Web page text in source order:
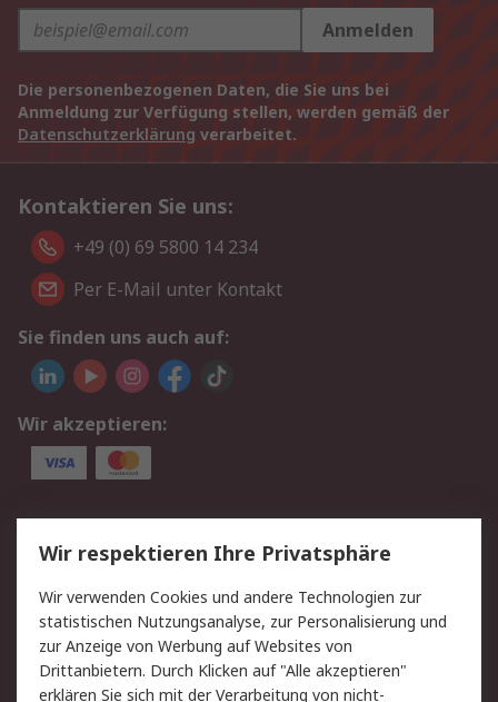
Anmelden
Die personenbezogenen Daten, die Sie uns bei
Anmeldung zur Verfügung stellen, werden gemäß der
Datenschutzerklärung verarbeitet.
Kontaktieren Sie uns:
+49 (0) 69 5800 14 234
Per E-Mail unter Kontakt
Sie finden uns auch auf:
Wir akzeptieren:
Service
Value Added Services
Lieferlösungen
Rücksendungen
Kontakt
Hilfe
Privatkunden
Rechtliches
Wir respektieren Ihre Privatsphäre
Wir verwenden Cookies und andere Technologien zur
statistischen Nutzungsanalyse, zur Personalisierung und
zur Anzeige von Werbung auf Websites von
Drittanbietern. Durch Klicken auf "Alle akzeptieren"
erklären Sie sich mit der Verarbeitung von nicht-